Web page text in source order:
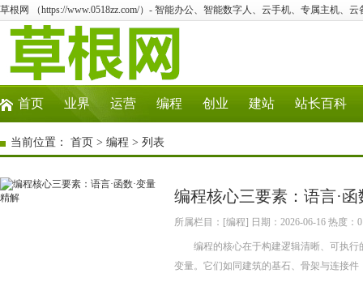
草根网 （https://www.0518zz.com/）- 智能办公、智能数字人、云手机、专属主机、云
首页 业界 运营 编程 创业 建站 站长百科
当前位置： 首页 > 编程 > 列表
编程核心三要素：语言·函
所属栏目：[编程] 日期：2026-06-16 热度：0
编程的核心在于构建逻辑清晰、可执行
变量。它们如同建筑的基石、骨架与连接